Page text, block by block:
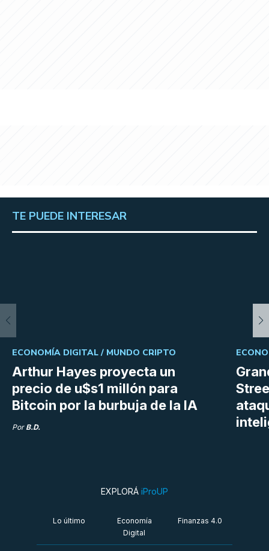
TE PUEDE INTERESAR
Arthur Hayes proyecta un
precio de u$s1 millón para
Bitcoin por la burbuja de la IA
ECONOMÍA DIGITAL / MUNDO CRIPTO
Por B.D.
EXPLORÁ iProUP
Lo último
Economía
Digital
Finanzas 4.0